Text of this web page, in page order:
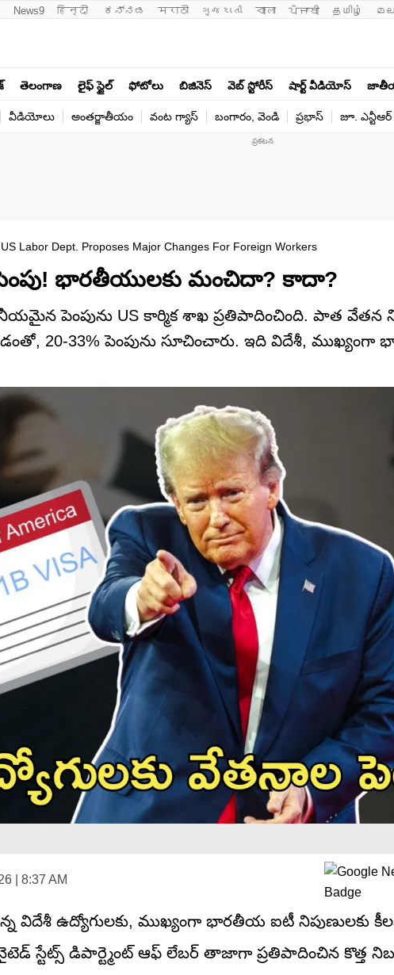
News9 हिन्दी ಕನ್ನಡ मराठी ગુજરાતી বাংলা ਪੰਜਾਬੀ தமிழ்
తెలంగాణ లైఫ్ స్టైల్ ఫోటోలు బిజినెస్ వెబ్ స్టోరీస్ షార్ట్ వీడియోస్
వీడియోలు అంతర్జాతీయం వంట గ్యాస్ బంగారం, వెండి ప్రభాస్ జూ. ఎన్టీఆర్
Labor Dept. Proposes Major Changes For Foreign Workers
భారతీయులకు మంచిదా? కాదా?
పెంపును US కార్మిక శాఖ ప్రతిపాదించింది. పాత వేతన
20-33% పెంపును సూచించారు. ఇది విదేశీ,
| 8:37 AM
విదేశీ ఉద్యోగులకు, ముఖ్యంగా భారతీయ ఐటీ నిపుణులకు
స్టేట్స్ డిపార్ట్మెంట్ ఆఫ్ లేబర్ తాజాగా ప్రతిపాదించిన కొత్త